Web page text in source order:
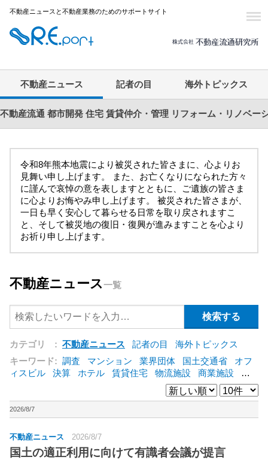
不動産ニュースと不動産業務のためのサポートサイト
不動産ニュース 記者の目 海外トピックス
不動産流通 都市開発 住宅 賃貸仲介・管理 リフォーム・リノベー
令和8年熊本地震により被災された皆さまに、心よりお
見舞い申し上げます。 また、お亡くなりになられた方々
に謹んで哀悼の意を表しますとともに、ご遺族の皆さま
に心よりお悔やみ申し上げます。 被災された皆さまが、
一日も早く安心して暮らせる日常を取り戻されますこ
と、そして被災地の復旧・復興が進みますことを心より
お祈り申し上げます。
不動産ニュース一覧
カテゴリ : 不動産ニュース 記者の目
海外トピックス
キーワード: 調査 マンション 業界団体 国土交通省
オフ
ィスビル
決算 ホテル 賃貸住宅 物流施設 商業施設
海
東急不動産 賃料
ア
野村不動産 ZEH [+]
2026/8/7
不動産ニュース 2026/8/7
国土の適正利用に向けて有識者会議が提言